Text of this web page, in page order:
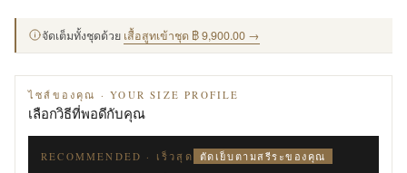
จัดเต็มทั้งชุดด้วย เสื้อสูทเข้าชุด ฿ 9,900.00 →
ไซส์ของคุณ · YOUR SIZE PROFILE
เลือกวิธีที่พอดีกับคุณ
RECOMMENDED · เร็วสุด ตัดเย็บตามสรีระของคุณ